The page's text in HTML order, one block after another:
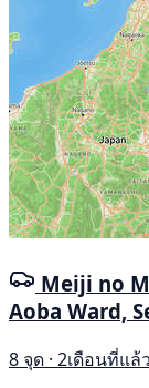
Meiji no
Aoba Ward,
8 จุด · 2เดือนที่แล้ว